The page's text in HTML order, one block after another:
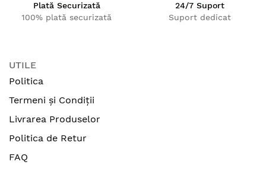
Plată Securizată
100% plată securizată
24/7 Suport
Suport dedicat
UTILE
Politica
Termeni și Condiții
Livrarea Produselor
Politica de Retur
FAQ